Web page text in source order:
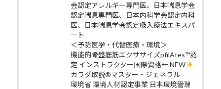
会認定アレルギー専門医、日本喘息学会
認定喘息専門医、日本内科学会認定内科
医、日本喘息学会認定吸入療法エキスパ
ート
＜予防医学・代替医療・環境＞
機能的骨盤底筋エクササイズpfilAtes™認
定 インストラクター国際資格← NEW
カラダ取説®マスター・ジェネラル
環境省 環境人材認定事業 日本環境管理